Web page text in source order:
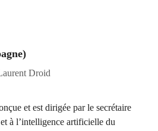
Droid
et est dirigée par le secrétaire
à l’intelligence artificielle du